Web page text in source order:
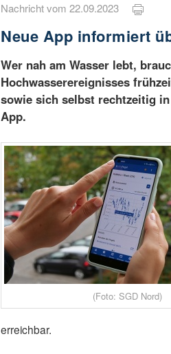
Nachricht vom 22.09.2023
Neue App informiert
Wer nah am Wasser lebt,
Hochwasserereignisses
sowie sich selbst rechtzeitig
App.
(Foto: SGD Nord)
erreichbar.